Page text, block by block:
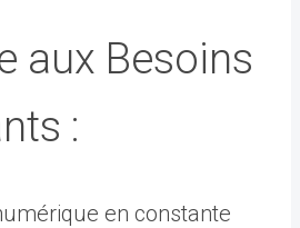
aux Besoins
:
en constante